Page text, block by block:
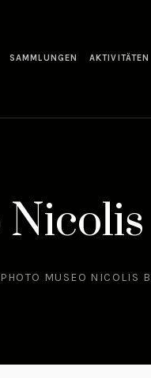
SAMMLUNGEN AKTIVITÄTEN
PHOTO MUSEO NICOLIS